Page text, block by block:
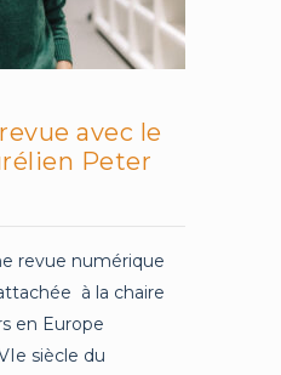
avec le
Peter
revue numérique
à la chaire
en Europe
siècle du